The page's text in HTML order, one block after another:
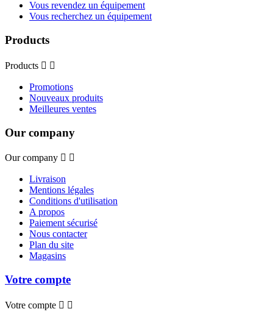
Vous revendez un équipement
Vous recherchez un équipement
Products
Products  
Promotions
Nouveaux produits
Meilleures ventes
Our company
Our company  
Livraison
Mentions légales
Conditions d'utilisation
A propos
Paiement sécurisé
Nous contacter
Plan du site
Magasins
Votre compte
Votre compte  